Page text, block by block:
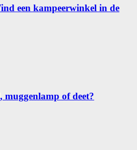
een kampeerwinkel in de
of deet?